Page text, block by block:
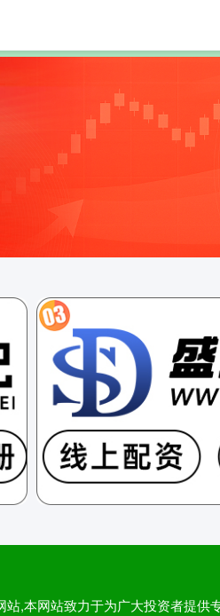
,本网站致力于为广大投资者提供